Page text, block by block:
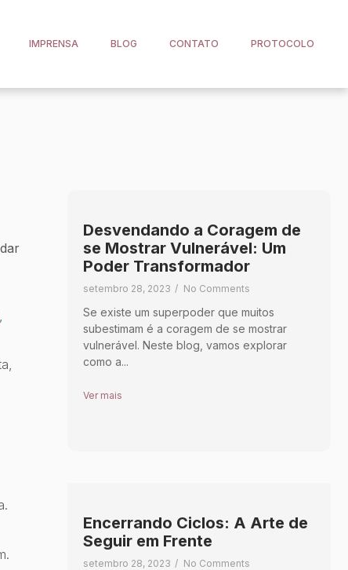
IMPRENSA BLOG CONTATO PROTOCOLO
Desvendando a Coragem de
se Mostrar Vulnerável: Um
Poder Transformador
setembro 28, 2023 / No Comments
Se existe um superpoder que muitos
subestimam é a coragem de se mostrar
vulnerável. Neste blog, vamos explorar
como a...
Ver mais
Encerrando Ciclos: A Arte de
Seguir em Frente
setembro 28, 2023 / No Comments